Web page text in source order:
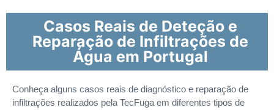
Casos Reais de Deteção e
Reparação de Infiltrações de
Água em Portugal
Conheça alguns casos reais de diagnóstico e reparação de
infiltrações realizados pela TecFuga em diferentes tipos de